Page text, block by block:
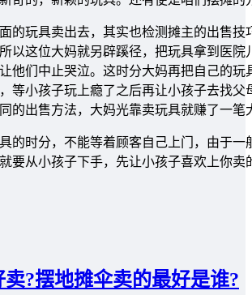
的玩具卖出去，其实也检测摊主的出售
以这位大妈就另辟蹊径，把玩具拿到医
他们中止哭泣。这时分大妈再把自己的
等小孩子玩上瘾了之后再让小孩子去找
的出售方法，大妈光靠卖玩具就赚了一
的时分，不能等着顾客自己上门，由于
要从小孩子下手，先让小孩子喜欢上你
?摆地摊伞卖的最好是谁?